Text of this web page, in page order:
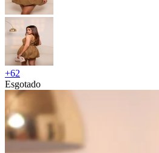
+62
Esgotado